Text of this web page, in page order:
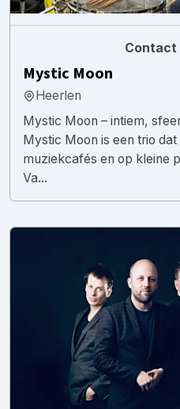
Contact
Mystic Moon
Heerlen
Mystic Moon – intiem,
Mystic Moon is een trio
muziekcafés en op kleine
Va...